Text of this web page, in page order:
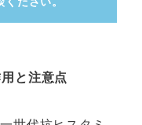
と注意点